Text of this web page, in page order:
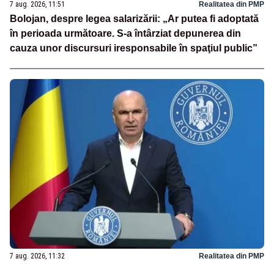
7 aug. 2026, 11:51 Realitatea din PMP
Bolojan, despre legea salarizării: „Ar putea fi adoptată
în perioada următoare. S-a întârziat depunerea din
cauza unor discursuri iresponsabile în spaţiul public”
7 aug. 2026, 11:32 Realitatea din PMP